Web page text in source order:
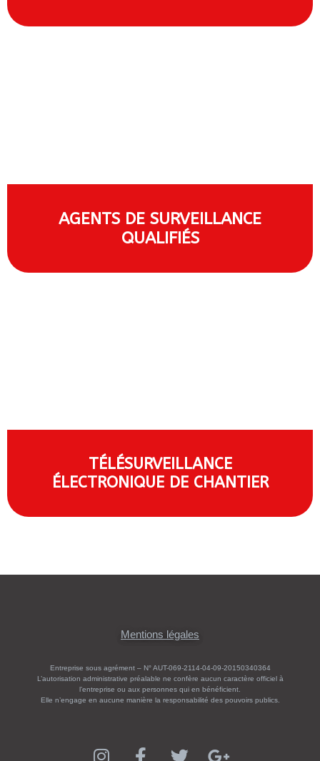
AGENTS DE SURVEILLANCE
QUALIFIÉS
TÉLÉSURVEILLANCE
ÉLECTRONIQUE DE CHANTIER
Mentions légales
Entreprise sous agrément – N° AUT-069-2114-04-09-20150340364
L’autorisation administrative préalable ne confère aucun caractère officiel à
l’entreprise ou aux personnes qui en bénéficient.
Elle n’engage en aucune manière la responsabilité des pouvoirs publics.